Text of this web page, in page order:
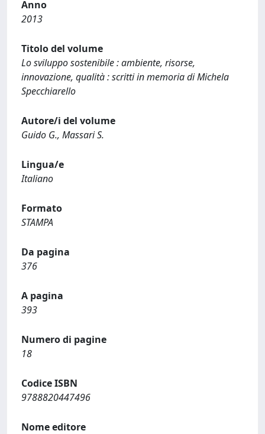
Anno
2013
Titolo del volume
Lo sviluppo sostenibile : ambiente, risorse,
innovazione, qualità : scritti in memoria di Michela
Specchiarello
Autore/i del volume
Guido G., Massari S.
Lingua/e
Italiano
Formato
STAMPA
Da pagina
376
A pagina
393
Numero di pagine
18
Codice ISBN
9788820447496
Nome editore